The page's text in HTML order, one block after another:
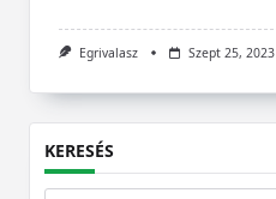
Egrivalasz Szept 25, 2023
KERESÉS